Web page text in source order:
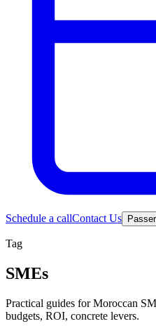
Schedule a callContact Us
Tag
SMEs
Practical guides for Moroccan
budgets, ROI, concrete levers.